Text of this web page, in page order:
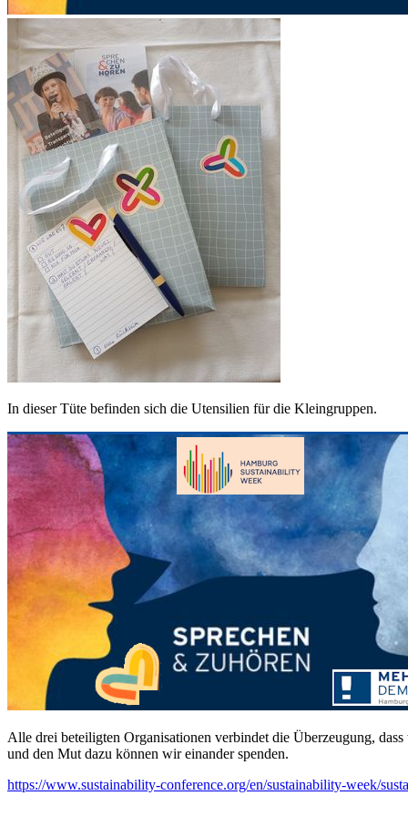
In dieser Tüte befinden sich die Utensilien für die Kleingruppen.
Alle drei beteiligten Organisationen verbindet die Überzeugung,
und den Mut dazu können wir einander spenden.
https://www.sustainability-conference.org/en/sustainability-week/